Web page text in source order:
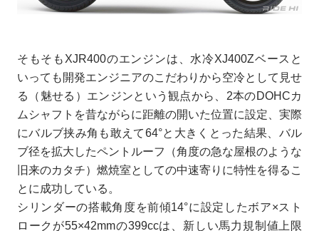
そもそもXJR400のエンジンは、水冷XJ400Zベースと
いっても開発エンジニアのこだわりから空冷として見せ
る（魅せる）エンジンという観点から、2本のDOHCカ
ムシャフトを昔ながらに距離の開いた位置に設定、実際
にバルブ挟み角も敢えて64°と大きくとった結果、バル
ブ径を拡大したペントルーフ（角度の急な屋根のような
旧来のカタチ）燃焼室としての中速寄りに特性を得るこ
とに成功している。
シリンダーの搭載角度を前傾14°に設定したボア×スト
ロークが55×42mmの399ccは、新しい馬力規制値上限